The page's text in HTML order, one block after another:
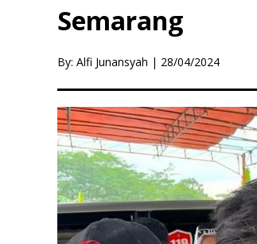
Semarang
By: Alfi Junansyah | 28/04/2024